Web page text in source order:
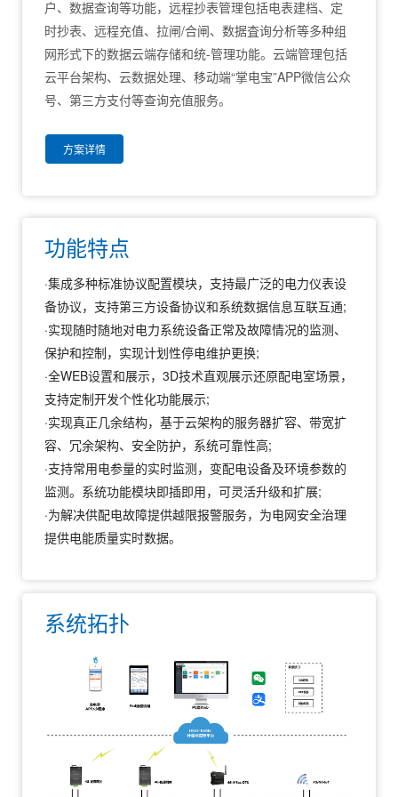
户、数据查询等功能，远程抄表管理包括电表建档、定
时抄表、远程充值、拉闸/合闸、数据査询分析等多种组
网形式下的数据云端存储和统-管理功能。云端管理包括
云平台架构、云数据处理、移动端“掌电宝”APP微信公众
号、第三方支付等查询充值服务。
方案详情
功能特点
·集成多种标准协议配置模块，支持最广泛的电力仪表设
备协议，支持第三方设备协议和系统数据信息互联互通;
·实现随时随地对电力系统设备正常及故障情况的监测、
保护和控制，实现计划性停电维护更换;
·全WEB设置和展示，3D技术直观展示还原配电室场景，
支持定制开发个性化功能展示;
·实现真正几余结构，基于云架构的服务器扩容、带宽扩
容、冗余架构、安全防护，系统可靠性高;
·支持常用电参量的实时监测，变配电设备及环境参数的
监测。系统功能模块即插即用，可灵活升级和扩展;
·为解决供配电故障提供越限报警服务，为电网安全治理
提供电能质量实时数据。
系统拓扑